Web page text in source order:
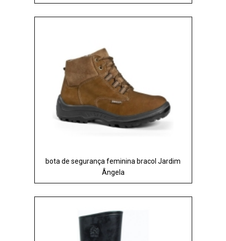
bota de segurança feminina bracol Jardim
Ângela